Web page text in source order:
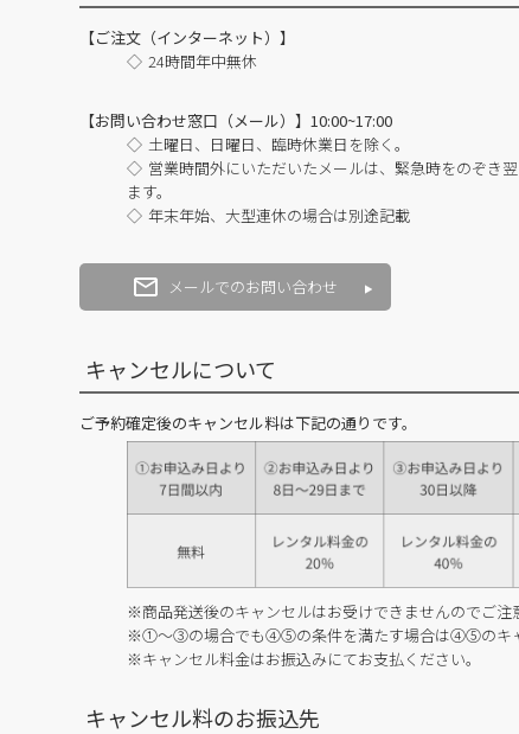
【ご注文（インターネット）】
24時間年中無休
【お問い合わせ窓口（メール）】10:00~17:00
土曜日、日曜日、臨時休業日を除く。
営業時間外にいただいたメールは、緊急時をのぞき
ます。
年末年始、大型連休の場合は別途記載
メールでのお問い合わせ
キャンセルについて
ご予約確定後のキャンセル料は下記の通りです。
※商品発送後のキャンセルはお受けできませんのでご注
※①～③の場合でも④⑤の条件を満たす場合は④⑤のキャ
※キャンセル料金はお振込みにてお支払ください。
キャンセル料のお振込先